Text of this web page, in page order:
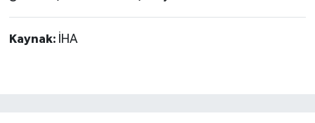
Kaynak: İHA